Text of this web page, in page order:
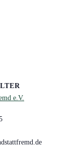
e.V.